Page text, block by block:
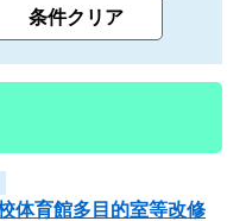
体育館多目的室等改修